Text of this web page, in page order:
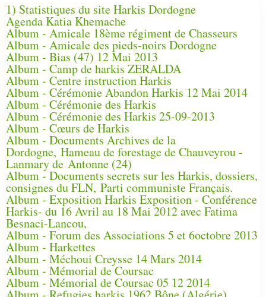
1) Statistiques du site Harkis Dordogne
Agenda Katia Khemache
Album - Amicale 18ème régiment de Chasseurs
Album - Amicale des pieds-noirs Dordogne
Album - Bias (47) 12 Mai 2013
Album - Camp de harkis ZERALDA
Album - Centre instruction Harkis
Album - Cérémonie Abandon Harkis 12 Mai 2014
Album - Cérémonie des Harkis
Album - Cérémonie des Harkis 25-09-2013
Album - Cœurs de Harkis
Album - Documents Archives de la
Dordogne, Hameau de forestage de Chauveyrou -
Lanmary de Antonne (24)
Album - Documents secrets sur les Harkis, dossiers,
consignes du FLN, Parti communiste Français.
Album - Exposition Harkis Exposition - Conférence
Harkis- du 16 Avril au 18 Mai 2012 avec Fatima
Besnaci-Lancou,
Album - Forum des Associations 5 et 6octobre 2013
Album - Harkettes
Album - Méchoui Creysse 14 Mars 2014
Album - Mémorial de Coursac
Album - Mémorial de Coursac 05 12 2014